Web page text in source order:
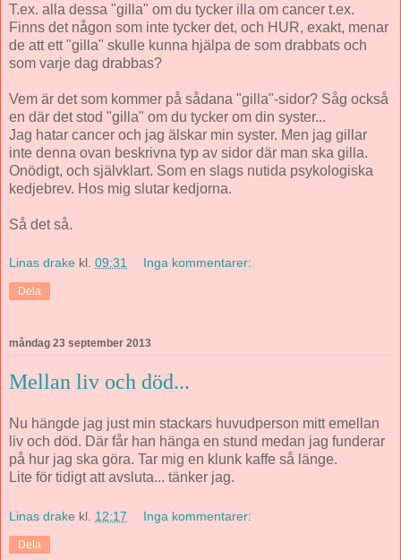
T.ex. alla dessa "gilla" om du tycker illa om cancer t.ex.
Finns det någon som inte tycker det, och HUR, exakt, menar
de att ett "gilla" skulle kunna hjälpa de som drabbats och
som varje dag drabbas?
Vem är det som kommer på sådana "gilla"-sidor? Såg också
en där det stod "gilla" om du tycker om din syster...
Jag hatar cancer och jag älskar min syster. Men jag gillar
inte denna ovan beskrivna typ av sidor där man ska gilla.
Onödigt, och självklart. Som en slags nutida psykologiska
kedjebrev. Hos mig slutar kedjorna.
Så det så.
Linas drake kl. 09:31 Inga kommentarer:
Dela
måndag 23 september 2013
Mellan liv och död...
Nu hängde jag just min stackars huvudperson mitt emellan
liv och död. Där får han hänga en stund medan jag funderar
på hur jag ska göra. Tar mig en klunk kaffe så länge.
Lite för tidigt att avsluta... tänker jag.
Linas drake kl. 12:17 Inga kommentarer:
Dela